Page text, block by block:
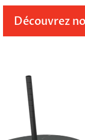
Découvrez